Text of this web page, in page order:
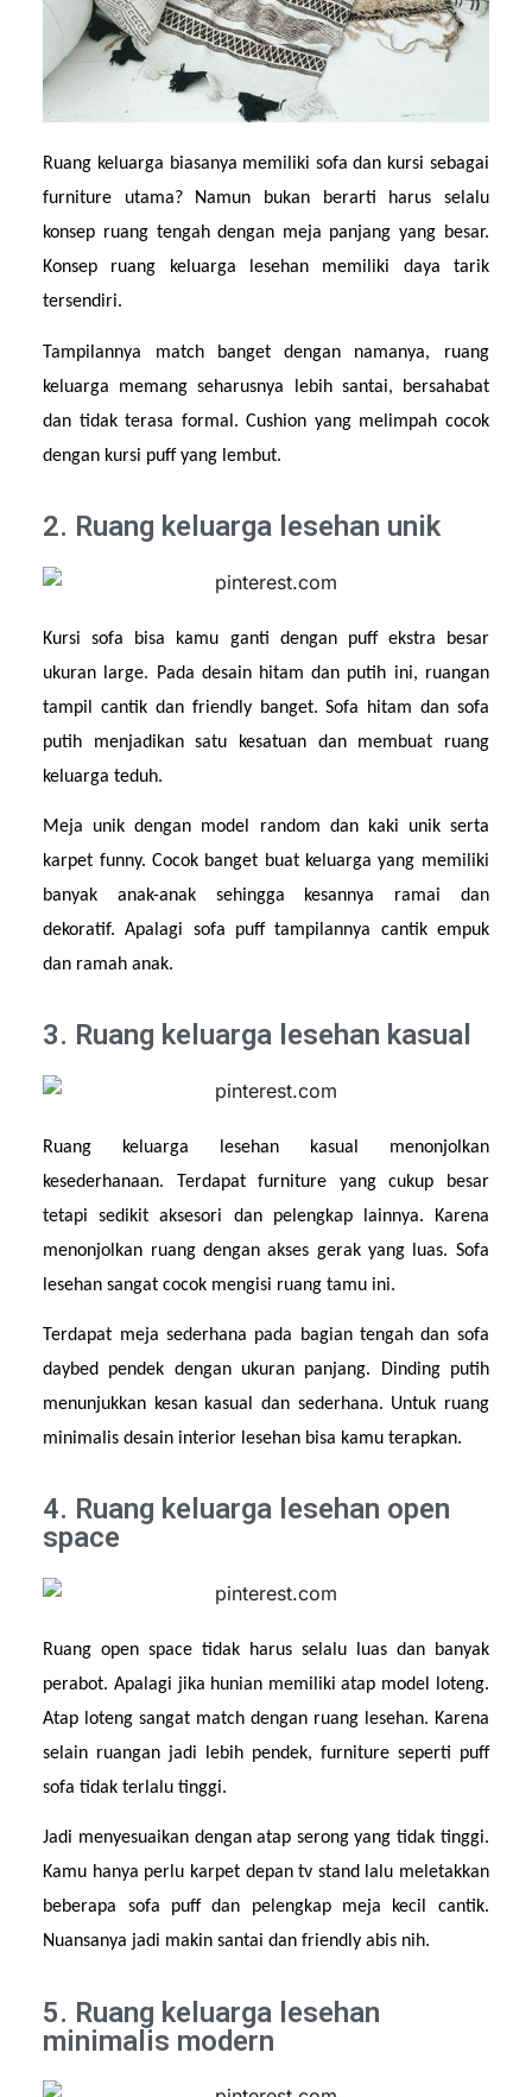
Ruang keluarga biasanya memiliki sofa dan kursi sebagai
furniture utama? Namun bukan berarti harus selalu
konsep ruang tengah dengan meja panjang yang besar.
Konsep ruang keluarga lesehan memiliki daya tarik
tersendiri.
Tampilannya match banget dengan namanya, ruang
keluarga memang seharusnya lebih santai, bersahabat
dan tidak terasa formal. Cushion yang melimpah cocok
dengan kursi puff yang lembut.
2. Ruang keluarga lesehan unik
Kursi sofa bisa kamu ganti dengan puff ekstra besar
ukuran large. Pada desain hitam dan putih ini, ruangan
tampil cantik dan friendly banget. Sofa hitam dan sofa
putih menjadikan satu kesatuan dan membuat ruang
keluarga teduh.
Meja unik dengan model random dan kaki unik serta
karpet funny. Cocok banget buat keluarga yang memiliki
banyak anak-anak sehingga kesannya ramai dan
dekoratif. Apalagi sofa puff tampilannya cantik empuk
dan ramah anak.
3. Ruang keluarga lesehan kasual
Ruang keluarga lesehan kasual menonjolkan
kesederhanaan. Terdapat furniture yang cukup besar
tetapi sedikit aksesori dan pelengkap lainnya. Karena
menonjolkan ruang dengan akses gerak yang luas. Sofa
lesehan sangat cocok mengisi ruang tamu ini.
Terdapat meja sederhana pada bagian tengah dan sofa
daybed pendek dengan ukuran panjang. Dinding putih
menunjukkan kesan kasual dan sederhana. Untuk ruang
minimalis desain interior lesehan bisa kamu terapkan.
4. Ruang keluarga lesehan open
space
Ruang open space tidak harus selalu luas dan banyak
perabot. Apalagi jika hunian memiliki atap model loteng.
Atap loteng sangat match dengan ruang lesehan. Karena
selain ruangan jadi lebih pendek, furniture seperti puff
sofa tidak terlalu tinggi.
Jadi menyesuaikan dengan atap serong yang tidak tinggi.
Kamu hanya perlu karpet depan tv stand lalu meletakkan
beberapa sofa puff dan pelengkap meja kecil cantik.
Nuansanya jadi makin santai dan friendly abis nih.
5. Ruang keluarga lesehan
minimalis modern